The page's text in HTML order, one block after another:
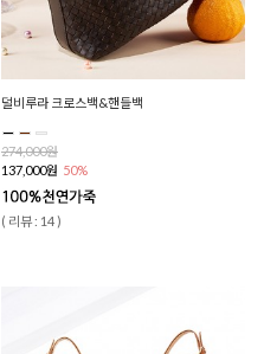
덜비루라 크로스백&핸들백
274,000원
137,000원 50%
( 리뷰 : 14 )